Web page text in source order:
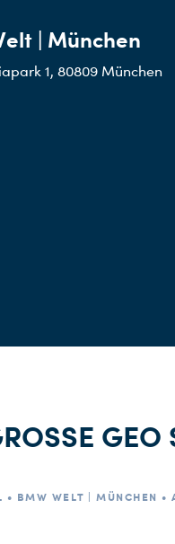
| München
1, 80809 München
GEO
• BMW WELT | MÜNCHEN •